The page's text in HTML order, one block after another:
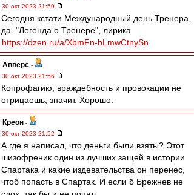
30 окт 2023 21:59
Сегодня кстати Международный день Тренера,
да. "Легенда о Тренере", лирика
https://dzen.ru/a/XbmFn-bLmwCtnySn
Авверс -
30 окт 2023 21:56
Копрофагию, враждебность и провокации не
отрицаешь, значит. Хорошо.
Креон -
30 окт 2023 21:52
А где я написал, что деньги были взяты? Этот
шизофреник один из лучших защей в истории
Спартака и какие издевательства он перенес,
чтоб попасть в Спартак. И если б Брежнев не